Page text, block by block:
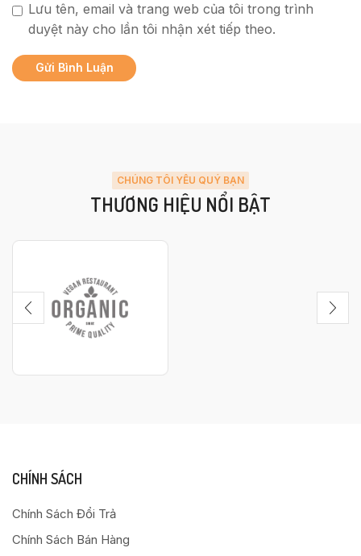
Lưu tên, email và trang web của tôi trong trình
duyệt này cho lần tôi nhận xét tiếp theo.
CHÚNG TÔI YÊU QUÝ BẠN
THƯƠNG HIỆU NỔI BẬT
CHÍNH SÁCH
Chính Sách Đổi Trả
Chính Sách Bán Hàng